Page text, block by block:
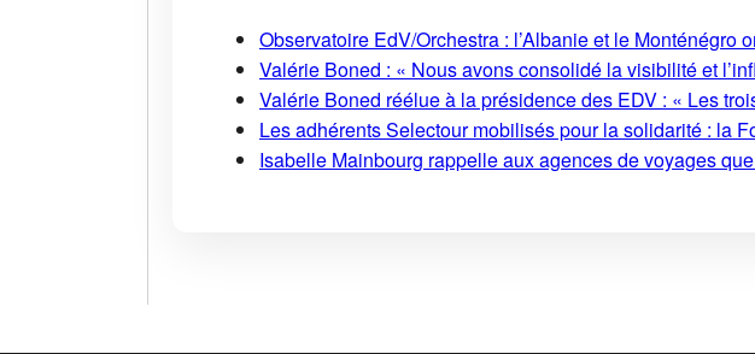
Observatoire EdV/Orchestra : l’Albanie et le Monténégro
Valérie Boned : « Nous avons consolidé la visibilité et
Valérie Boned réélue à la présidence des EDV : « Les
Les adhérents Selectour mobilisés pour la solidarité : la
Isabelle Mainbourg rappelle aux agences de voyages